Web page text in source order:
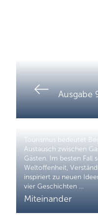
Tourismus bedeutet
Austausch zwischen
Gästen. Im besten Fall
Weltoffenheit,
inspiriert zu neuen
vier Geschichten …
Miteinander